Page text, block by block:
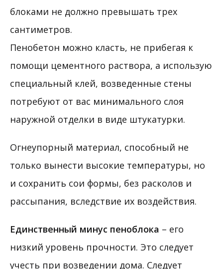
блоками не должно превышать трех
сантиметров.
Пенобетон можно класть, не прибегая к
помощи цементного раствора, а использую
специальный клей, возведенные стены
потребуют от вас минимального слоя
наружной отделки в виде штукатурки.
Огнеупорный материал, способный не
только вынести высокие температуры, но
и сохранить сои формы, без расколов и
рассыпания, вследствие их воздействия.
Единственный минус пеноблока – его
низкий уровень прочности. Это следует
учесть при возведении дома. Следует